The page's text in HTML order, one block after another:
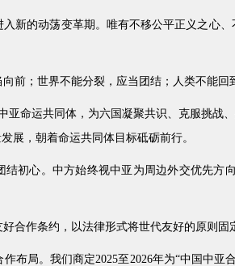
新的动荡变革期。唯有不移公平正义之心
前；世界不能分裂，应当团结；人类不能回
命运共同体，为六国凝聚共识、克服挑战
展，朝着命运共同体目标砥砺前行。
结初心。中方始终视中亚为周边外交优先
合作条约，以法律形式将世代友好的原则
布局。我们商定2025至2026年为“中国中